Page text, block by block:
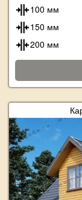
100 мм
150 мм
200 мм